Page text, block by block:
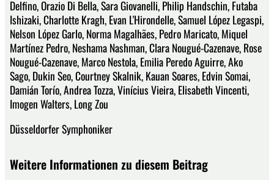
Delfino, Orazio Di Bella, Sara Giovanelli, Philip Handschin, Futaba
Ishizaki, Charlotte Kragh, Evan L'Hirondelle, Samuel López Legaspi,
Nelson López Garlo, Norma Magalhães, Pedro Maricato, Miquel
Martínez Pedro, Neshama Nashman, Clara Nougué-Cazenave, Rose
Nougué-Cazenave, Marco Nestola, Emilia Peredo Aguirre, Ako
Sago, Dukin Seo, Courtney Skalnik, Kauan Soares, Edvin Somai,
Damián Torío, Andrea Tozza, Vinícius Vieira, Elisabeth Vincenti,
Imogen Walters, Long Zou
Düsseldorfer Symphoniker
Weitere Informationen zu diesem Beitrag